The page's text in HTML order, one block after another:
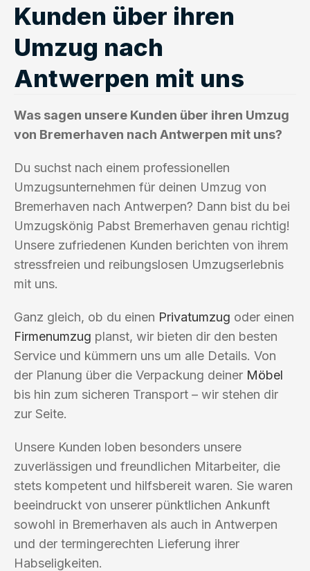
Kunden über ihren
Umzug nach
Antwerpen mit uns
Was sagen unsere Kunden über ihren Umzug
von Bremerhaven nach Antwerpen mit uns?
Du suchst nach einem professionellen
Umzugsunternehmen für deinen Umzug von
Bremerhaven nach Antwerpen? Dann bist du bei
Umzugskönig Pabst Bremerhaven genau richtig!
Unsere zufriedenen Kunden berichten von ihrem
stressfreien und reibungslosen Umzugserlebnis
mit uns.
Ganz gleich, ob du einen Privatumzug oder einen
Firmenumzug planst, wir bieten dir den besten
Service und kümmern uns um alle Details. Von
der Planung über die Verpackung deiner Möbel
bis hin zum sicheren Transport – wir stehen dir
zur Seite.
Unsere Kunden loben besonders unsere
zuverlässigen und freundlichen Mitarbeiter, die
stets kompetent und hilfsbereit waren. Sie waren
beeindruckt von unserer pünktlichen Ankunft
sowohl in Bremerhaven als auch in Antwerpen
und der termingerechten Lieferung ihrer
Habseligkeiten.